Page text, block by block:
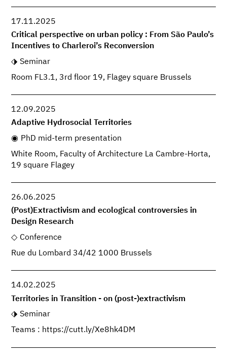
17.11.2025
Critical perspective on urban policy : From São Paulo’s
Incentives to Charleroi’s Reconversion
Seminar
Room FL3.1, 3rd floor 19, Flagey square Brussels
12.09.2025
Adaptive Hydrosocial Territories
PhD mid-term presentation
White Room, Faculty of Architecture La Cambre-Horta,
19 square Flagey
26.06.2025
(Post)Extractivism and ecological controversies in
Design Research
Conference
Rue du Lombard 34/42 1000 Brussels
14.02.2025
Territories in Transition - on (post-)extractivism
Seminar
Teams : https://cutt.ly/Xe8hk4DM